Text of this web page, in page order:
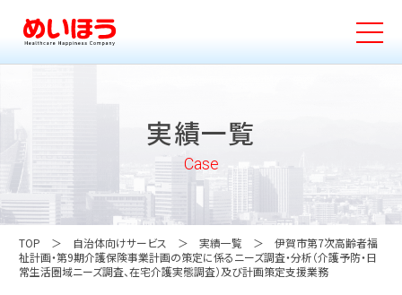
実績一覧
Case
TOP 自治体向けサービス 実績一覧
伊賀市第7次高齢者福
祉計画・第9期介護保険事業計画の策定に係るニーズ調査・分析（介護予防・日
常生活圏域ニーズ調査、在宅介護実態調査）及び計画策定支援業務